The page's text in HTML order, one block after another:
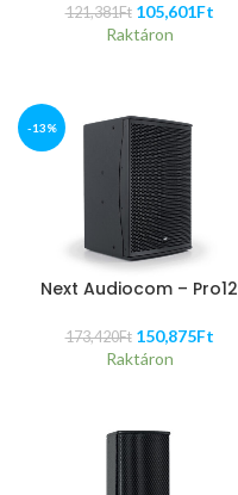
121,381Ft 105,601Ft
Raktáron
-13%
Next Audiocom – Pro12
173,420Ft 150,875Ft
Raktáron